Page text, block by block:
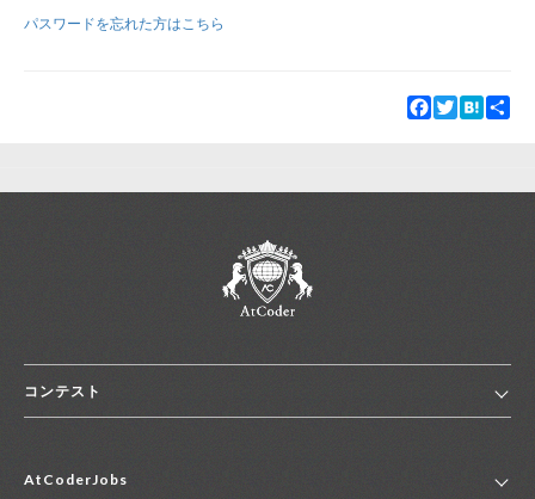
新規登録
パスワードを忘れた方はこちら
Facebook
TwitterHatena
コンテスト
コンテスト一覧
AtCoderJobs